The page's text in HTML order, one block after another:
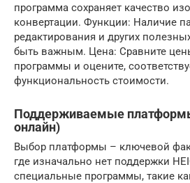
программа сохраняет качество
конвертации. Функции: Наличие
редактирования и других
быть важным. Цена: Сравните
программы и оцените,
функциональность стоимости.
Поддерживаемые
онлайн)
Выбор платформы – ключевой
где изначально нет поддержки
специальные программы, такие